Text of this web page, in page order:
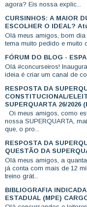
agora? Eis nossa explic...
CURSINHOS: A MAIOR
ESCOLHER O IDEAL?
Olá meus amigos, bom
tema muito pedido e muito
FÓRUM DO BLOG -
Olá #concurseiros!
ideia é criar um canal de
RESPOSTA DA
CONSTITUCIONAL/
SUPERQUARTA 26/2026
Oi meus amigos, como
nossa SUPERQUARTA,
que, o pro...
RESPOSTA DA
QUESTÃO DA
Olá meus amigos, a
já conta com mais de 12
treino grát...
BIBLIOGRAFIA
ESTADUAL (MPE)